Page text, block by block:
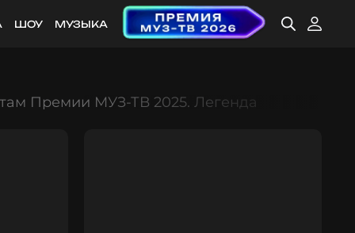
ШОУ МУЗЫКА
Премии МУЗ-ТВ 2025. Легенда